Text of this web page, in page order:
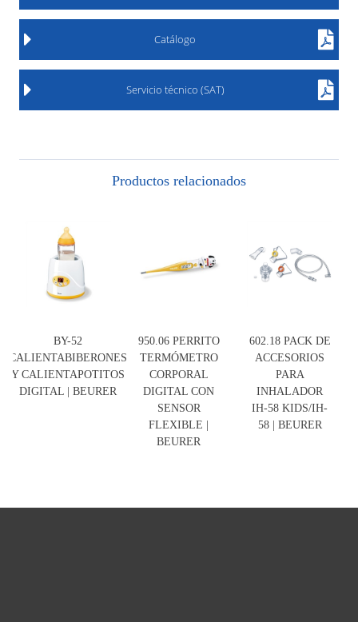
Catálogo
Servicio técnico (SAT)
Productos relacionados
BY-52
CALIENTABIBERONES
Y CALIENTAPOTITOS
DIGITAL | BEURER
950.06 PERRITO
TERMÓMETRO
CORPORAL
DIGITAL CON
SENSOR
FLEXIBLE |
BEURER
602.18 PACK DE
ACCESORIOS
PARA
INHALADOR
IH-58 KIDS/IH-
58 | BEURER